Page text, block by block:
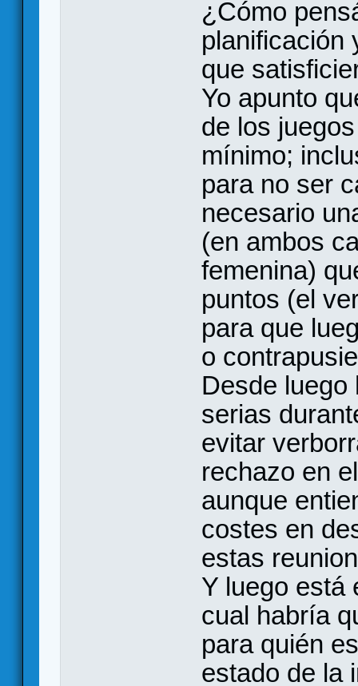
¿Cómo
planificación
que
Yo apunto
de los
mínimo;
para no ser
necesario
(en ambos
femenina)
puntos (el
para que
o
Desde
serias
evitar
rechazo en
aunque
costes en
estas
Y luego
cual habría
para quién
estado de la